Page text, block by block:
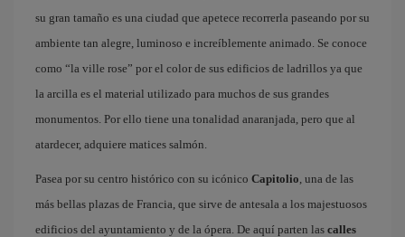
su gran tamaño es una ciudad que apetece recorrerla paseando por su
ambiente tan alegre, luminoso e increíblemente animado. Se conoce
como “la ville rose” por el color de sus edificios de ladrillos ya que
la arcilla es el material utilizado para muchos de sus grandes
monumentos. Por ello tiene una tonalidad anaranjada, pero que al
atardecer, adquiere matices salmón.
Pasea por su centro histórico con su icónico Capitolio, una de las
más bellas plazas de Francia, que sirve de antesala a los majestuosos
edificios del ayuntamiento y de la ópera. De aquí parten las calles